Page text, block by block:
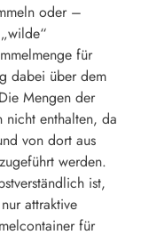
oder –
für
dabei über dem
Mengen der
nicht enthalten, da
von dort aus
werden.
ist,
attraktive
für